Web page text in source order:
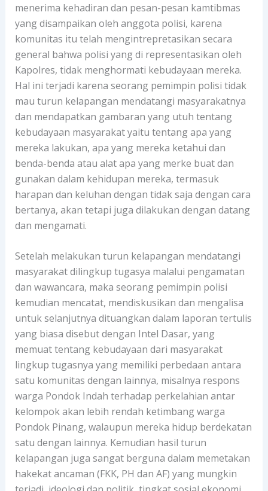
menerima kehadiran dan pesan-pesan kamtibmas
yang disampaikan oleh anggota polisi, karena
komunitas itu telah mengintrepretasikan secara
general bahwa polisi yang di representasikan oleh
Kapolres, tidak menghormati kebudayaan mereka.
Hal ini terjadi karena seorang pemimpin polisi tidak
mau turun kelapangan mendatangi masyarakatnya
dan mendapatkan gambaran yang utuh tentang
kebudayaan masyarakat yaitu tentang apa yang
mereka lakukan, apa yang mereka ketahui dan
benda-benda atau alat apa yang merke buat dan
gunakan dalam kehidupan mereka, termasuk
harapan dan keluhan dengan tidak saja dengan cara
bertanya, akan tetapi juga dilakukan dengan datang
dan mengamati.
Setelah melakukan turun kelapangan mendatangi
masyarakat dilingkup tugasya malalui pengamatan
dan wawancara, maka seorang pemimpin polisi
kemudian mencatat, mendiskusikan dan mengalisa
untuk selanjutnya dituangkan dalam laporan tertulis
yang biasa disebut dengan Intel Dasar, yang
memuat tentang kebudayaan dari masyarakat
lingkup tugasnya yang memiliki perbedaan antara
satu komunitas dengan lainnya, misalnya respons
warga Pondok Indah terhadap perkelahian antar
kelompok akan lebih rendah ketimbang warga
Pondok Pinang, walaupun mereka hidup berdekatan
satu dengan lainnya. Kemudian hasil turun
kelapangan juga sangat berguna dalam memetakan
hakekat ancaman (FKK, PH dan AF) yang mungkin